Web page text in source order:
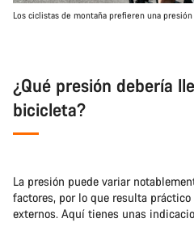
Los ciclistas de montaña prefieren una
¿Qué presión debería
bicicleta?
La presión puede variar
factores, por lo que resulta
externos. Aquí tienes unas